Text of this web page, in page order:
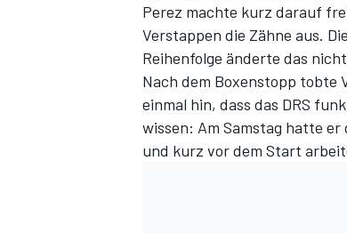
Perez machte kurz darauf
Verstappen die Zähne aus.
Reihenfolge änderte das
Nach dem Boxenstopp tobte
einmal hin, dass das DRS
wissen: Am Samstag hatte er
und kurz vor dem Start